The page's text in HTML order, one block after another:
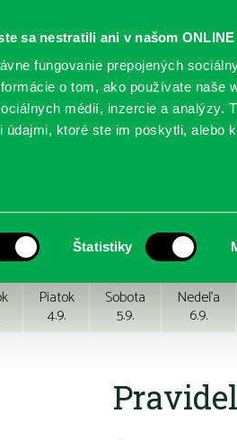
sa nestratili ani v našom
fungovanie prepojených
o tom, ako používate naše
médií, inzercie a analýzy.
ktoré ste im poskytli, alebo
Štatistiky
PODUJATIA POBOČKY
Piatok
4.9.
Sobota
5.9.
Nedeľa
6.9.